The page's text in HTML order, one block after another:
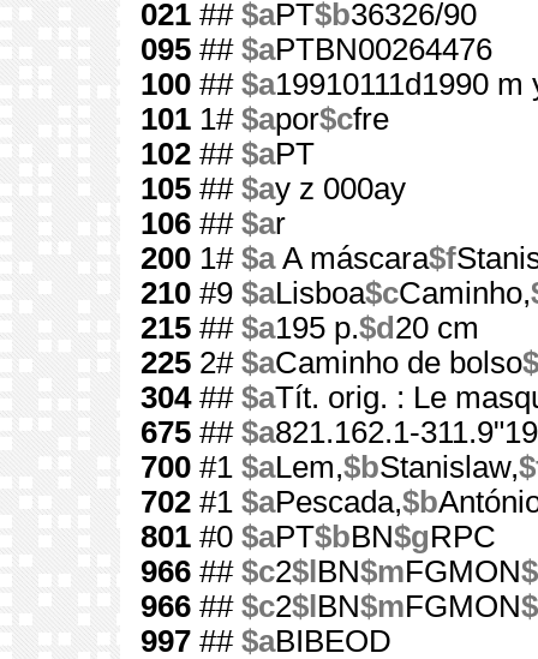
021 ## $aPT$b36326/90
095 ## $aPTBN00264476
100 ## $a19910111d1990 m
101 1# $apor$cfre
102 ## $aPT
105 ## $ay z 000ay
106 ## $ar
200 1# $aA máscara$f
210 #9 $aLisboa$cCaminho,
215 ## $a195 p.$d 20 cm
225 2# $aCaminho de bolso
304## $aTít. orig. : Le
675 ## $a821.162.1-
700 #1 $aLem,$bStanislaw,
702 #1 $aPescada,$b
801 #0 $aPT$bBN$gRPC
966 ## $c2$l BN$mFGMON
966 ## $c2$l BN$mFGMON
997 ## $aBIBEOD